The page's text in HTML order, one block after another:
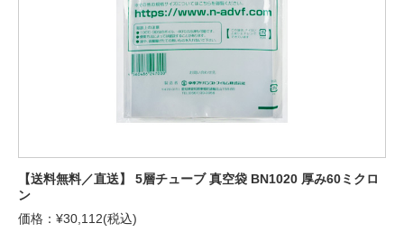
【送料無料／直送】 5層チューブ 真空袋 BN1020 厚み60ミクロ
ン
価格：¥30,112(税込)